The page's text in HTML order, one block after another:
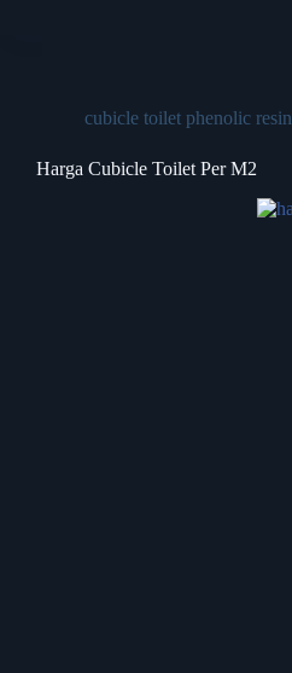
cubicle toilet phenolic resin
Harga Cubicle Toilet Per M2